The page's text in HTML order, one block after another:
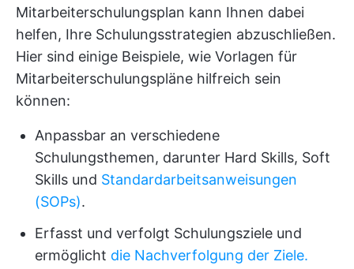
Mitarbeiterschulungsplan kann Ihnen dabei
helfen, Ihre Schulungsstrategien abzuschließen.
Hier sind einige Beispiele, wie Vorlagen für
Mitarbeiterschulungspläne hilfreich sein
können:
Anpassbar an verschiedene
Schulungsthemen, darunter Hard Skills, Soft
Skills und Standardarbeitsanweisungen
(SOPs).
Erfasst und verfolgt Schulungsziele und
ermöglicht die Nachverfolgung der Ziele.